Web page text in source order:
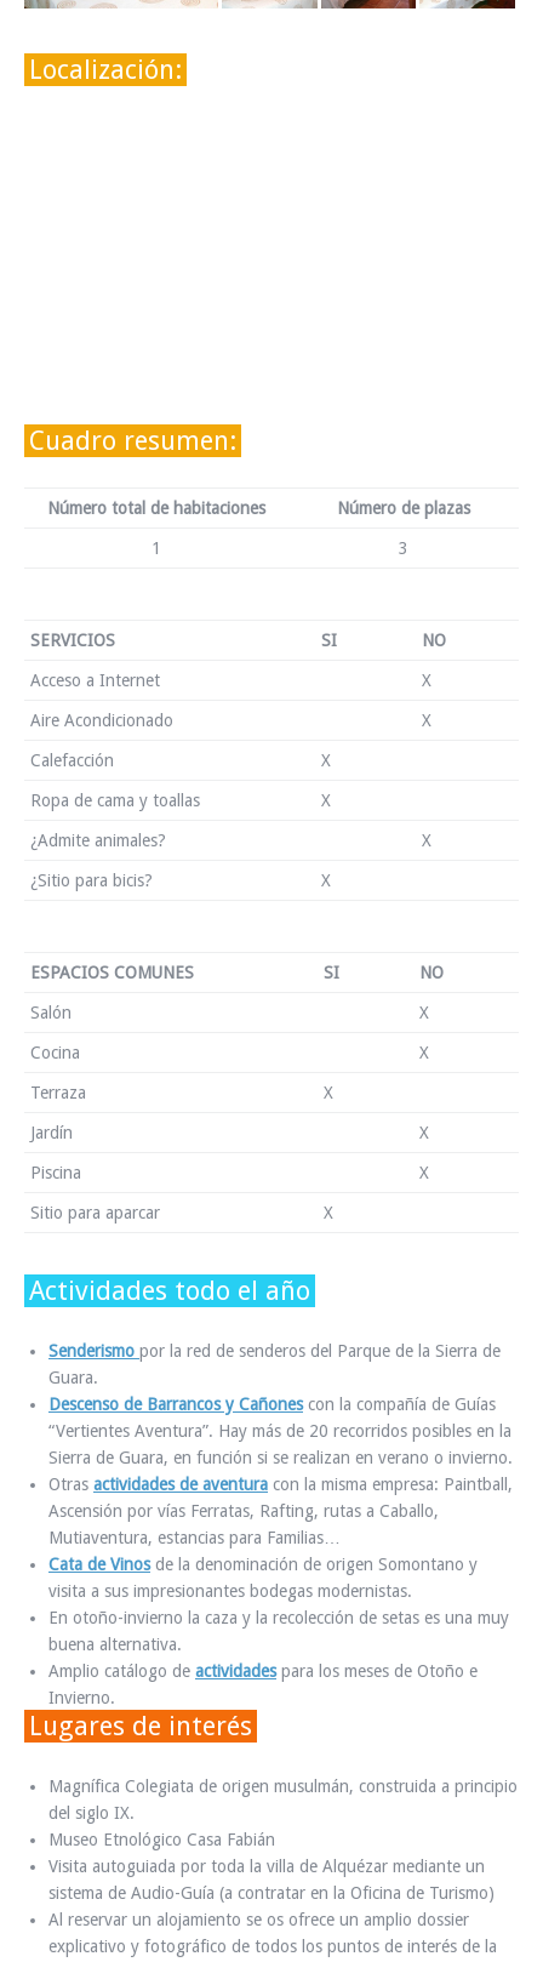
Localización:
Cuadro resumen:
Número total de habitaciones Número de plazas
1 3
SERVICIOS SI NO
Acceso a Internet X
Aire Acondicionado X
Calefacción X
Ropa de cama y toallas X
¿Admite animales? X
¿Sitio para bicis? X
ESPACIOS COMUNES SI NO
Salón X
Cocina X
Terraza X
Jardín X
Piscina X
Sitio para aparcar X
Actividades todo el año
Senderismo por la red de senderos del Parque de la Sierra de
Guara.
Descenso de Barrancos y Cañonescon la compañía de Guías
“Vertientes Aventura”. Hay más de 20 recorridos posibles en la
Sierra de Guara, en función si se realizan en verano o invierno.
Otras actividades de aventura con la misma empresa: Paintball,
Ascensión por vías Ferratas, Rafting, rutas a Caballo,
Mutiaventura, estancias para Familias…
Cata de Vinosde la denominación de origen Somontano y
visita a sus impresionantes bodegas modernistas.
En otoño-invierno la caza y la recolección de setas es una muy
buena alternativa.
Amplio catálogo de actividadespara los meses de Otoño e
Invierno.
Lugares de interés
Magnífica Colegiata de origen musulmán, construida a principio
del siglo IX.
Museo Etnológico Casa Fabián
Visita autoguiada por toda la villa de Alquézar mediante un
sistema de Audio-Guía (a contratar en la Oficina de Turismo)
Al reservar un alojamiento se os ofrece un amplio dossier
explicativo y fotográfico de todos los puntos de interés de la